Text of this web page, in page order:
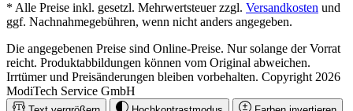
* Alle Preise inkl. gesetzl. Mehrwertsteuer zzgl. Versandkosten und
ggf. Nachnahmegebühren, wenn nicht anders angegeben.
Die angegebenen Preise sind Online-Preise. Nur solange der Vorrat
reicht. Produktabbildungen können vom Original abweichen.
Irrtümer und Preisänderungen bleiben vorbehalten. Copyright 2026
ModiTech Service GmbH